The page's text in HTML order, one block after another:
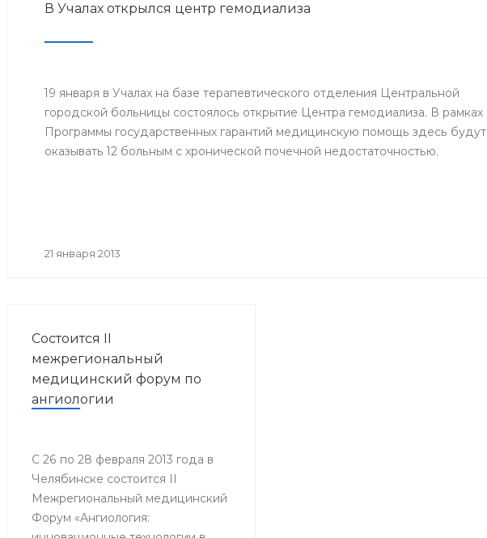
«Международного союза по
посвященные Всемирному дню
борьбы против рака.
В Учалах открылся центр гемодиализа
19 января в Учалах на базе терапевтического отделения Центральной
городской больницы состоялось открытие Центра гемодиализа. В рамках
Программы государственных гарантий медицинскую помощь здесь будут
оказывать 12 больным с хронической почечной недостаточностью.
21 января 2013
Состоится II
межрегиональный
медицинский форум по
ангиологии
С 26 по 28 февраля 2013 года в
Челябинске состоится II
Межрегиональный медицинский
Форум «Ангиология: